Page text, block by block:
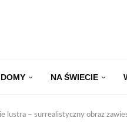
NA ŚWIECIE
lustra – surrealistyczny obraz